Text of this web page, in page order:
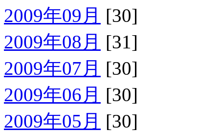
2009年09月 [30]
2009年08月 [31]
2009年07月 [30]
2009年06月 [30]
2009年05月 [30]